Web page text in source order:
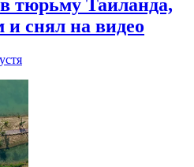
тюрьму Таиланда,
и снял на видео